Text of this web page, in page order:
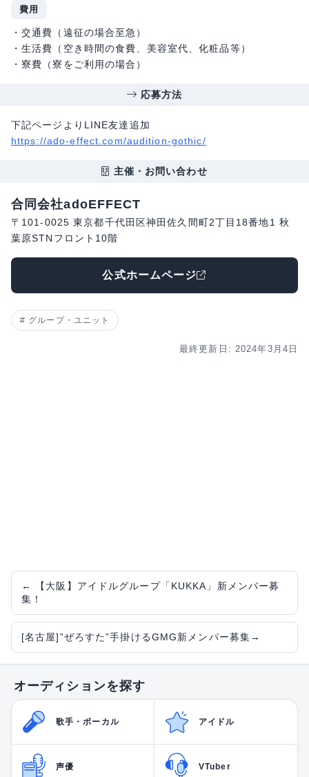
費用
・交通費（遠征の場合至急）
・生活費（空き時間の食費、美容室代、化粧品等）
・寮費（寮をご利用の場合）
応募方法
下記ページよりLINE友達追加
https://ado-effect.com/audition-gothic/
主催・お問い合わせ
合同会社adoEFFECT
〒101-0025 東京都千代田区神田佐久間町2丁目18番地1 秋
葉原STNフロント10階
公式ホームページ
グループ・ユニット
最終更新日: 2024年3月4日
←
【大阪】アイドルグループ「KUKKA」新メンバー募
集！
[名古屋]”ぜろすた”手掛けるGMG新メンバー募集→
オーディションを探す
歌手・ボーカル アイドル
声優 VTuber